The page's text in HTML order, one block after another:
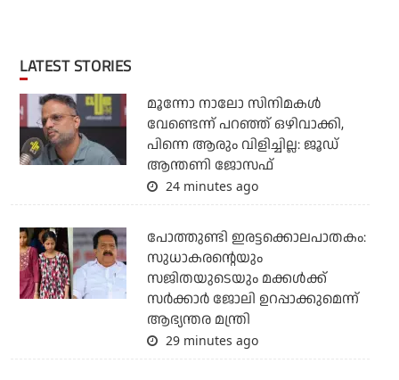
LATEST STORIES
മൂന്നോ നാലോ സിനിമകൾ
വേണ്ടെന്ന് പറഞ്ഞ് ഒഴിവാക്കി,
പിന്നെ ആരും വിളിച്ചില്ല: ജൂഡ്
ആന്തണി ജോസഫ്
24 minutes ago
പോത്തുണ്ടി ഇരട്ടക്കൊലപാതകം:
സുധാകരന്റെയും
സജിതയുടെയും മക്കള്‍ക്ക്
സര്‍ക്കാര്‍ ജോലി ഉറപ്പാക്കുമെന്ന്
ആഭ്യന്തര മന്ത്രി
29 minutes ago